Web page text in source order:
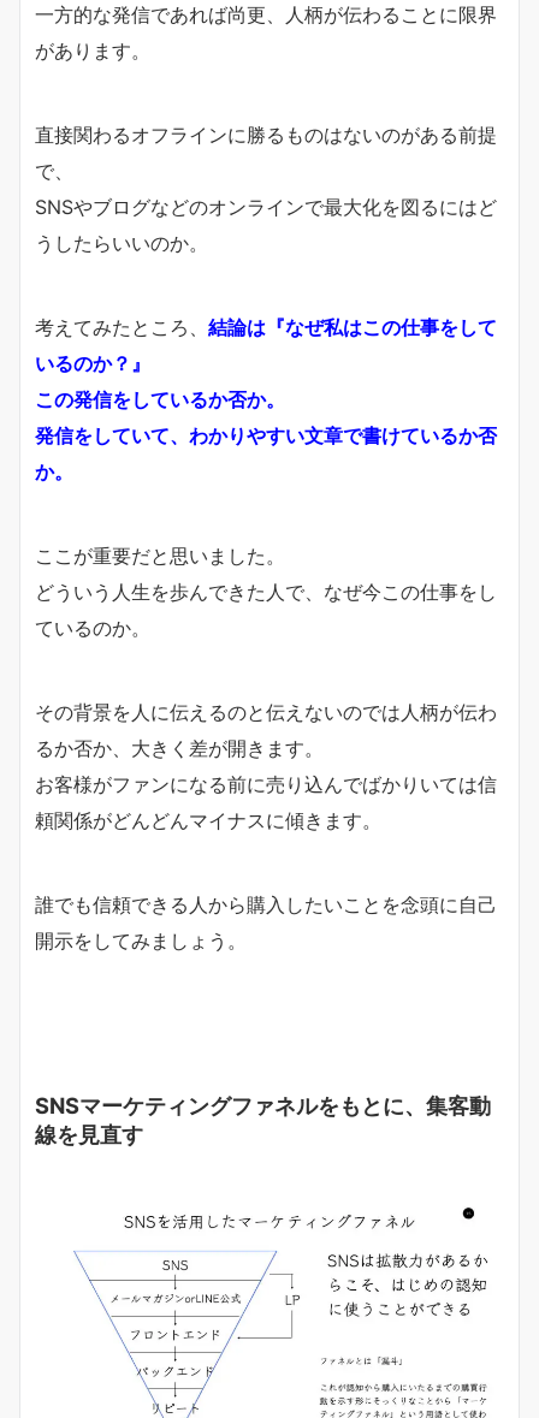
一方的な発信であれば尚更、人柄が伝わることに限界
があります。
直接関わるオフラインに勝るものはないのがある前提
で、
SNSやブログなどのオンラインで最大化を図るにはど
うしたらいいのか。
考えてみたところ、 結論は 『なぜ私はこの仕事をして
いるのか？』
この発信をしているか否か。
発信をしていて、わかりやすい文章で書けているか否
か。
ここが重要だと思いました。
どういう人生を歩んできた人で、なぜ今この仕事をし
ているのか。
その背景を人に伝えるのと伝えないのでは人柄が伝わ
るか否か、大きく差が開きます。
お客様がファンになる前に売り込んでばかりいては信
頼関係がどんどんマイナスに傾きます。
誰でも信頼できる人から購入したいことを念頭に自己
開示をしてみましょう。
SNSマーケティングファネルをもとに、集客動
線を見直す